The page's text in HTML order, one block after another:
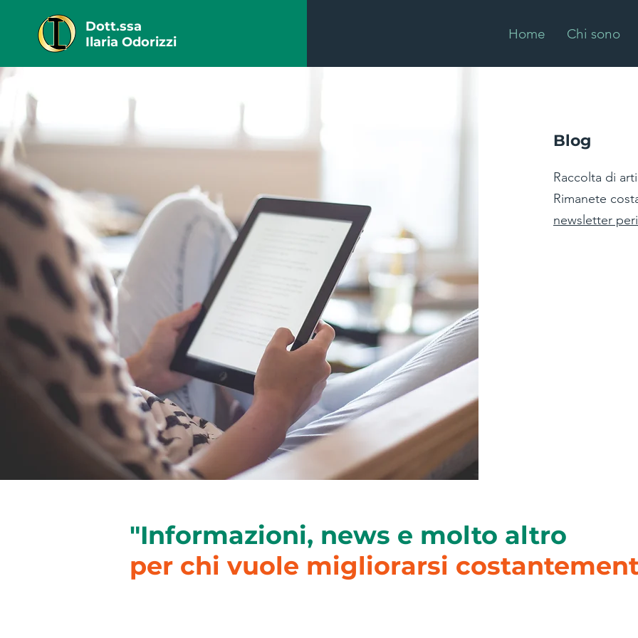
Dott.ssa
Ilaria Odorizzi
Home Chi sono
Blog
Raccolta di
Rimanete
newsletter
"Informazioni, news e molto altro
per chi vuole migliorarsi